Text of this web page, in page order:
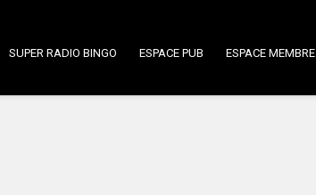
SUPER RADIO BINGO ESPACE PUB ESPACE MEMBRE